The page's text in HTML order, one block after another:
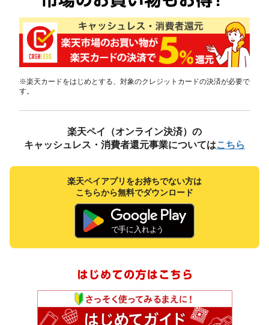
※楽天カードをはじめとする、対象のクレジットカードの決済が必要で
す。
楽天ペイ（オンライン決済）の
キャッシュレス・消費者還元事業についてはこちら
楽天ペイアプリをお持ちでない方は
こちらから無料でダウンロード